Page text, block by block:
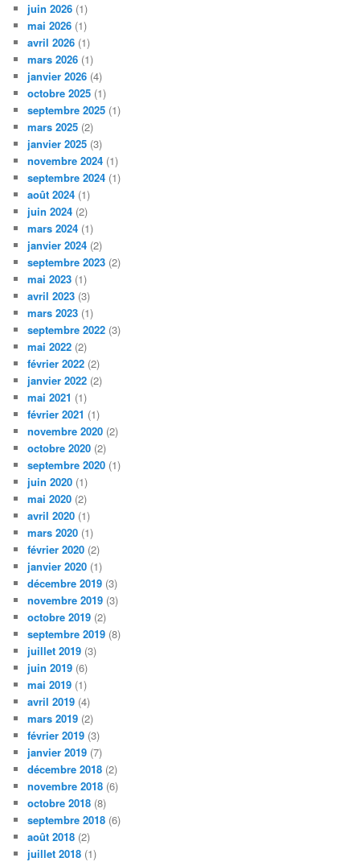
juin 2026 (1)
mai 2026 (1)
avril 2026 (1)
mars 2026 (1)
janvier 2026 (4)
octobre 2025 (1)
septembre 2025 (1)
mars 2025 (2)
janvier 2025 (3)
novembre 2024 (1)
septembre 2024 (1)
août 2024 (1)
juin 2024 (2)
mars 2024 (1)
janvier 2024 (2)
septembre 2023 (2)
mai 2023 (1)
avril 2023 (3)
mars 2023 (1)
septembre 2022 (3)
mai 2022 (2)
février 2022 (2)
janvier 2022 (2)
mai 2021 (1)
février 2021 (1)
novembre 2020 (2)
octobre 2020 (2)
septembre 2020 (1)
juin 2020 (1)
mai 2020 (2)
avril 2020 (1)
mars 2020 (1)
février 2020 (2)
janvier 2020 (1)
décembre 2019 (3)
novembre 2019 (3)
octobre 2019 (2)
septembre 2019 (8)
juillet 2019 (3)
juin 2019 (6)
mai 2019 (1)
avril 2019 (4)
mars 2019 (2)
février 2019 (3)
janvier 2019 (7)
décembre 2018 (2)
novembre 2018 (6)
octobre 2018 (8)
septembre 2018 (6)
août 2018 (2)
juillet 2018 (1)